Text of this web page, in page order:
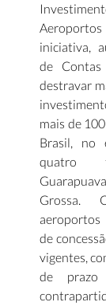
iniciativa,
de
destravar
mais de
Brasil, no
quatro
Grossa.
de
vigentes,
de prazo